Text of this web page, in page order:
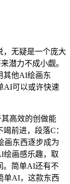
无疑是一个庞大
潜力不成小觑。
其他AI绘画东
AI可以或许快速
高效的创做能
前进，段落C：
画东西逐步成为
绘画感乐趣，取
。简单AI还有不
单AI，这款东西